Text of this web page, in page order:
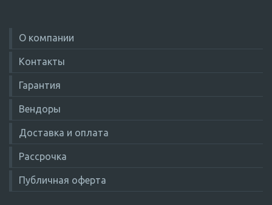
О компании
Контакты
Гарантия
Вендоры
Доставка и оплата
Рассрочка
Публичная оферта